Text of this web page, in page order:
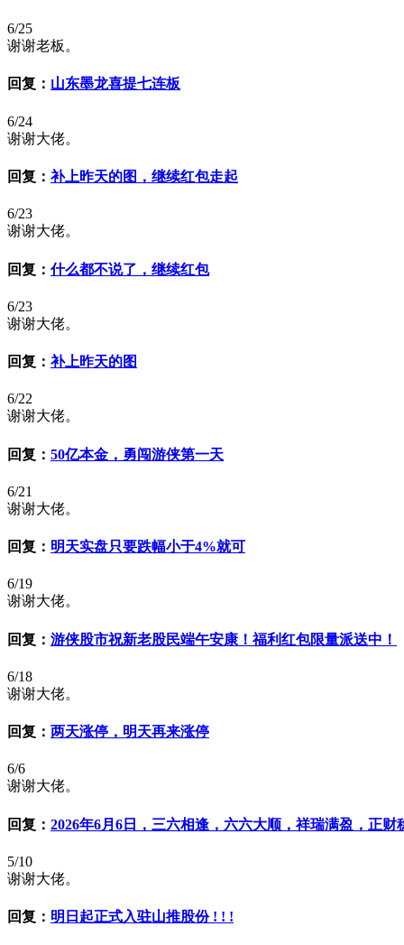
6/25
谢谢老板。
回复： 山东墨龙喜提七连板
6/24
谢谢大佬。
回复： 补上昨天的图，继续红包走起
6/23
谢谢大佬。
回复： 什么都不说了，继续红包
6/23
谢谢大佬。
回复： 补上昨天的图
6/22
谢谢大佬。
回复： 50亿本金，勇闯游侠第一天
6/21
谢谢大佬。
回复： 明天实盘只要跌幅小于4%就可
6/19
谢谢大佬。
回复： 游侠股市祝新老股民端午安康！福利红包限量派送中！
6/18
谢谢大佬。
回复： 两天涨停，明天再来涨停
6/6
谢谢大佬。
回复： 2026年6月6日，三六相逢，六六大顺，祥瑞满盈，正财
5/10
谢谢大佬。
回复： 明日起正式入驻山推股份 ! ! !